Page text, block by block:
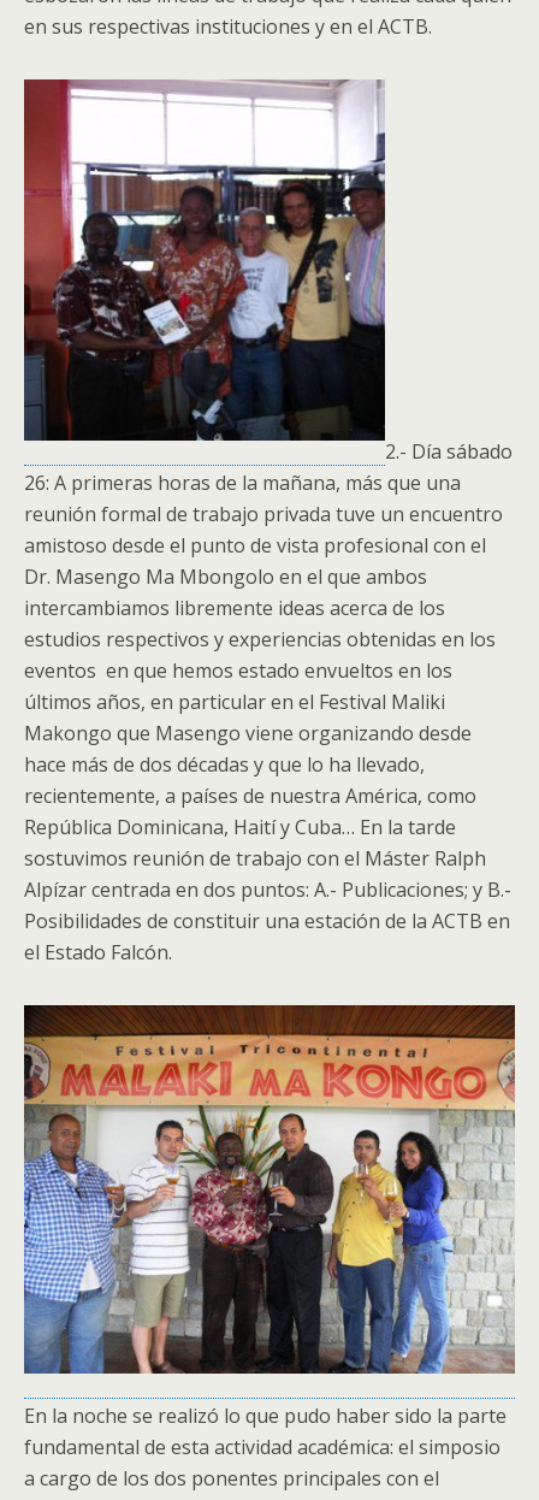
en sus respectivas instituciones y en el ACTB.
2.- Día sábado
26: A primeras horas de la mañana, más que una
reunión formal de trabajo privada tuve un encuentro
amistoso desde el punto de vista profesional con el
Dr. Masengo Ma Mbongolo en el que ambos
intercambiamos libremente ideas acerca de los
estudios respectivos y experiencias obtenidas en los
eventos en que hemos estado envueltos en los
últimos años, en particular en el Festival Maliki
Makongo que Masengo viene organizando desde
hace más de dos décadas y que lo ha llevado,
recientemente, a países de nuestra América, como
República Dominicana, Haití y Cuba… En la tarde
sostuvimos reunión de trabajo con el Máster Ralph
Alpízar centrada en dos puntos: A.- Publicaciones; y B.-
Posibilidades de constituir una estación de la ACTB en
el Estado Falcón.
En la noche se realizó lo que pudo haber sido la parte
fundamental de esta actividad académica: el simposio
a cargo de los dos ponentes principales con el